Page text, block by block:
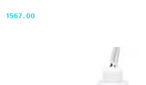
Cena:
1567.00